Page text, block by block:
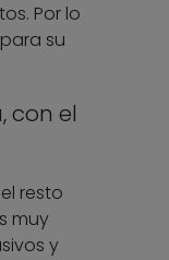
Por lo
su
con el
resto
muy
y